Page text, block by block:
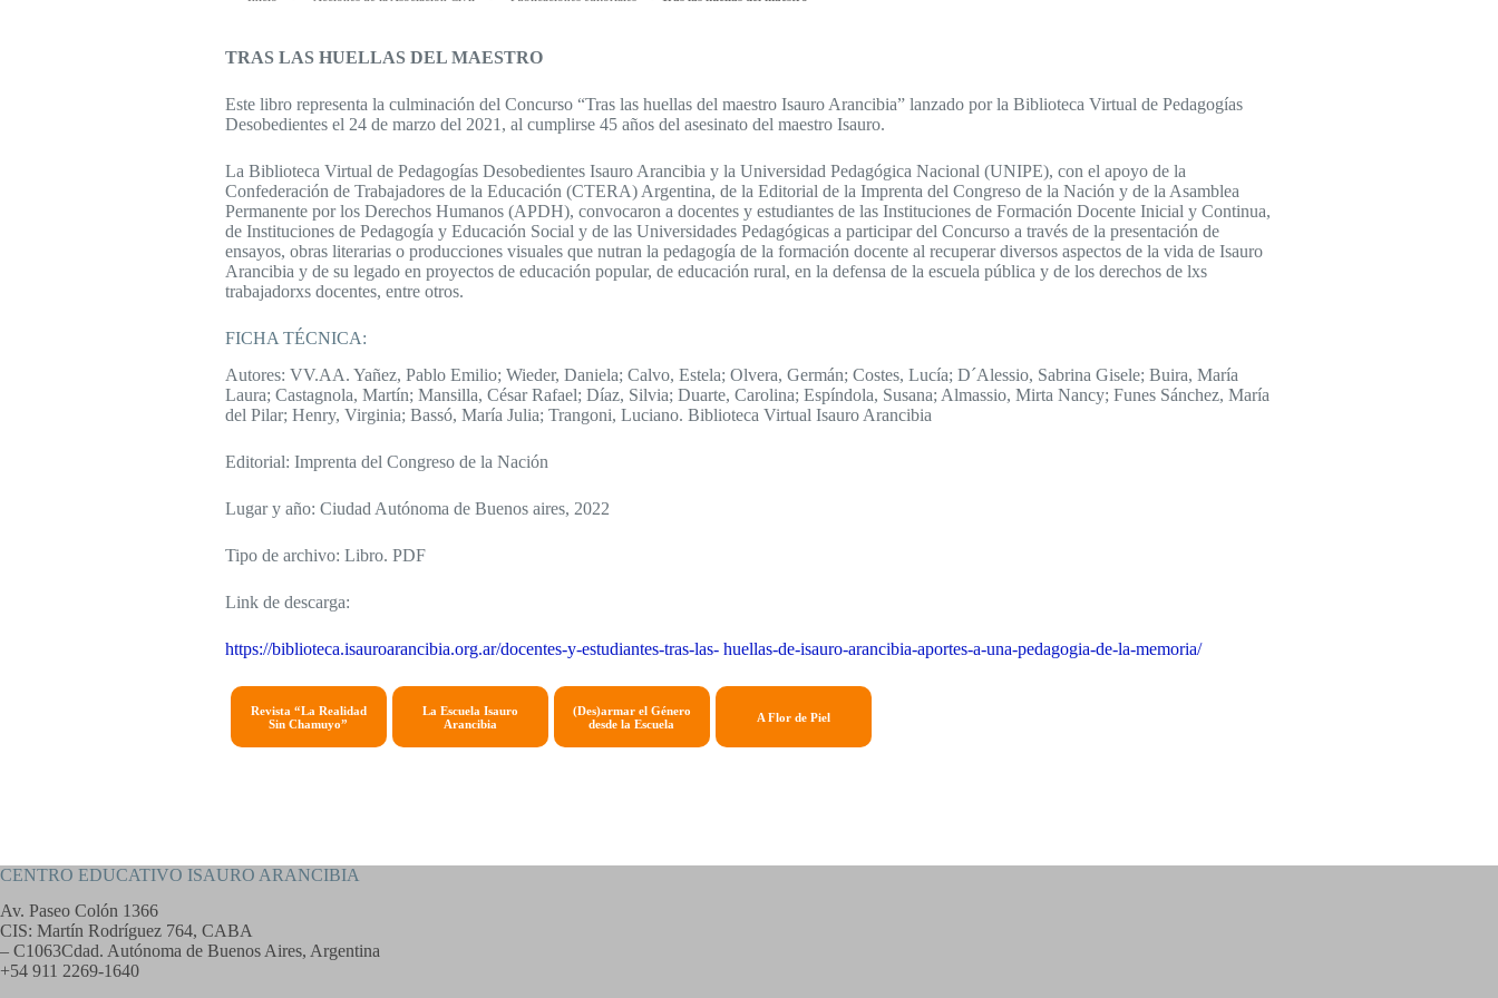
TRAS LAS HUELLAS DEL MAESTRO
Este libro representa la culminación del Concurso “Tras las huellas del maestro Isauro Arancibia” lanzado por la Biblioteca Virtual de Pedagogías
Desobedientes el 24 de marzo del 2021, al cumplirse 45 años del asesinato del maestro Isauro.
La Biblioteca Virtual de Pedagogías Desobedientes Isauro Arancibia y la Universidad Pedagógica Nacional (UNIPE), con el apoyo de la
Confederación de Trabajadores de la Educación (CTERA) Argentina, de la Editorial de la Imprenta del Congreso de la Nación y de la Asamblea
Permanente por los Derechos Humanos (APDH), convocaron a docentes y estudiantes de las Instituciones de Formación Docente Inicial y Continua,
de Instituciones de Pedagogía y Educación Social y de las Universidades Pedagógicas a participar del Concurso a través de la presentación de
ensayos, obras literarias o producciones visuales que nutran la pedagogía de la formación docente al recuperar diversos aspectos de la vida de Isauro
Arancibia y de su legado en proyectos de educación popular, de educación rural, en la defensa de la escuela pública y de los derechos de lxs
trabajadorxs docentes, entre otros.
FICHA TÉCNICA:
Autores: VV.AA. Yañez, Pablo Emilio; Wieder, Daniela; Calvo, Estela; Olvera, Germán; Costes, Lucía; D´Alessio, Sabrina Gisele; Buira, María
Laura; Castagnola, Martín; Mansilla, César Rafael; Díaz, Silvia; Duarte, Carolina; Espíndola, Susana; Almassio, Mirta Nancy; Funes Sánchez, María
del Pilar; Henry, Virginia; Bassó, María Julia; Trangoni, Luciano. Biblioteca Virtual Isauro Arancibia
Editorial: Imprenta del Congreso de la Nación
Lugar y año: Ciudad Autónoma de Buenos aires, 2022
Tipo de archivo: Libro. PDF
Link de descarga:
https://biblioteca.isauroarancibia.org.ar/docentes-y-estudiantes-tras-las- huellas-de-isauro-arancibia-aportes-a-una-pedagogia-de-la-memoria/
Revista “La Realidad
Sin Chamuyo”
La Escuela Isauro
Arancibia
(Des)armar el Género
desde la Escuela
A Flor de Piel
CENTRO EDUCATIVO ISAURO ARANCIBIA
Av. Paseo Colón 1366
CIS: Martín Rodríguez 764, CABA
– C1063Cdad. Autónoma de Buenos Aires, Argentina
+54 911 2269-1640